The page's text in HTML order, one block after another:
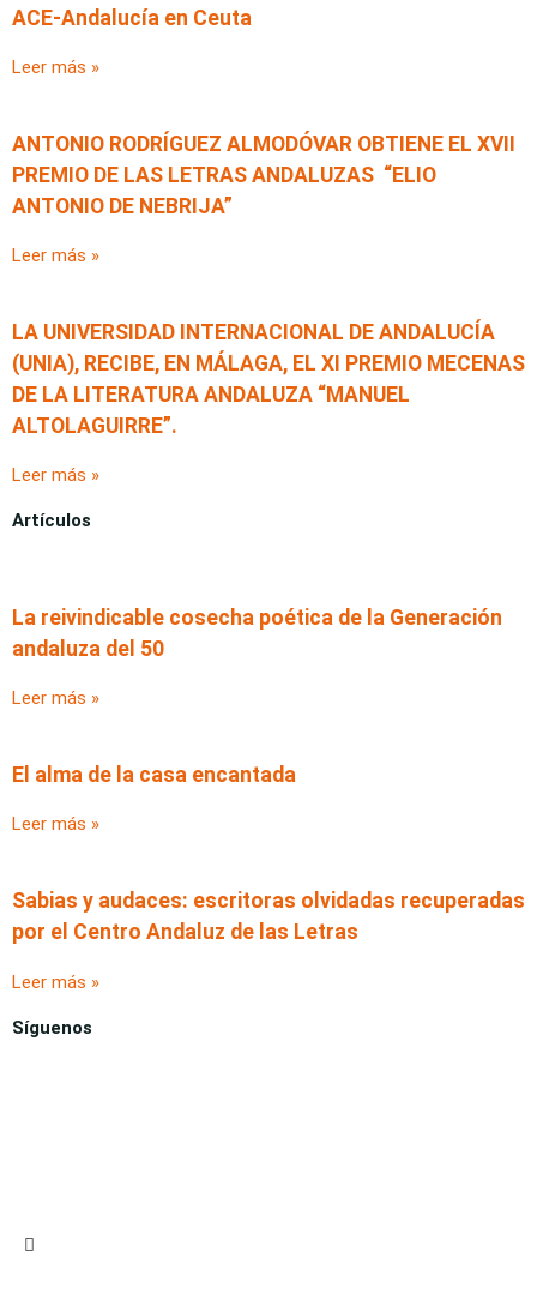
ACE-Andalucía en Ceuta
Leer más »
ANTONIO RODRÍGUEZ ALMODÓVAR OBTIENE EL XVII
PREMIO DE LAS LETRAS ANDALUZAS “ELIO
ANTONIO DE NEBRIJA”
Leer más »
LA UNIVERSIDAD INTERNACIONAL DE ANDALUCÍA
(UNIA), RECIBE, EN MÁLAGA, EL XI PREMIO MECENAS
DE LA LITERATURA ANDALUZA “MANUEL
ALTOLAGUIRRE”.
Leer más »
Artículos
La reivindicable cosecha poética de la Generación
andaluza del 50
Leer más »
El alma de la casa encantada
Leer más »
Sabias y audaces: escritoras olvidadas recuperadas
por el Centro Andaluz de las Letras
Leer más »
Síguenos